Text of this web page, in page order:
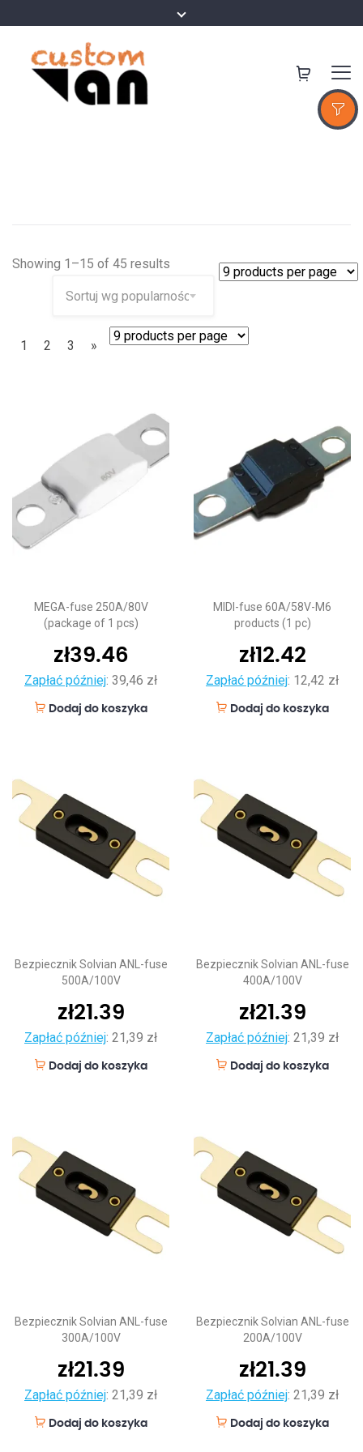
Showing 1–15 of 45 results
1 2 3 »
MEGA-fuse 250A/80V
(package of 1 pcs)
zł39.46
Zapłać później: 39,46 zł
Dodaj do koszyka
MIDI-fuse 60A/58V-M6
products (1 pc)
zł12.42
Zapłać później: 12,42 zł
Dodaj do koszyka
Bezpiecznik Solvian ANL-fuse
500A/100V
zł21.39
Zapłać później: 21,39 zł
Dodaj do koszyka
Bezpiecznik Solvian ANL-fuse
400A/100V
zł21.39
Zapłać później: 21,39 zł
Dodaj do koszyka
Bezpiecznik Solvian ANL-fuse
300A/100V
zł21.39
Zapłać później: 21,39 zł
Dodaj do koszyka
Bezpiecznik Solvian ANL-fuse
200A/100V
zł21.39
Zapłać później: 21,39 zł
Dodaj do koszyka